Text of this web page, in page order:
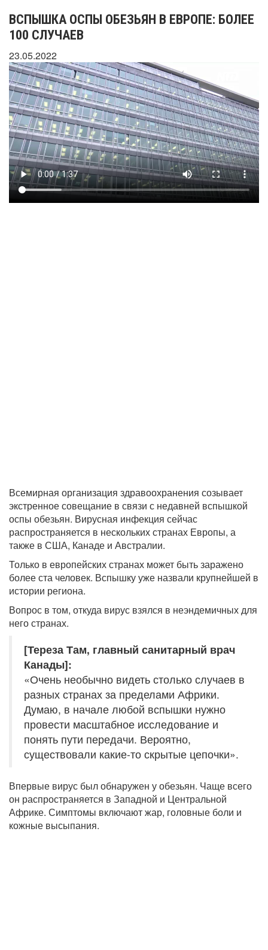
ВСПЫШКА ОСПЫ ОБЕЗЬЯН В ЕВРОПЕ: БОЛЕЕ
100 СЛУЧАЕВ
23.05.2022
Всемирная организация здравоохранения созывает
экстренное совещание в связи с недавней вспышкой
оспы обезьян. Вирусная инфекция сейчас
распространяется в нескольких странах Европы, а
также в США, Канаде и Австралии.
Только в европейских странах может быть заражено
более ста человек. Вспышку уже назвали крупнейшей в
истории региона.
Вопрос в том, откуда вирус взялся в неэндемичных для
него странах.
[Тереза Там, главный санитарный врач
Канады]:
«Очень необычно видеть столько случаев в
разных странах за пределами Африки.
Думаю, в начале любой вспышки нужно
провести масштабное исследование и
понять пути передачи. Вероятно,
существовали какие-то скрытые цепочки».
Впервые вирус был обнаружен у обезьян. Чаще всего
он распространяется в Западной и Центральной
Африке. Симптомы включают жар, головные боли и
кожные высыпания.